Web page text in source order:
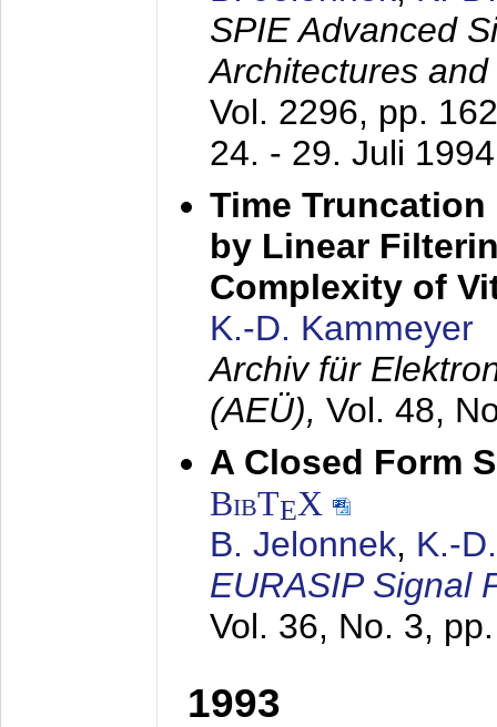
SPIE Advanced
Architectures
Vol. 2296, pp.
24. - 29. Juli 1994
Time
by Linear
Complexity of
K.-D. Kammeyer
Archiv für
(AEÜ), Vol. 48,
A Closed Form
BibTEX
B. Jelonnek, K.-
EURASIP Signal
Vol. 36, No. 3,
1993